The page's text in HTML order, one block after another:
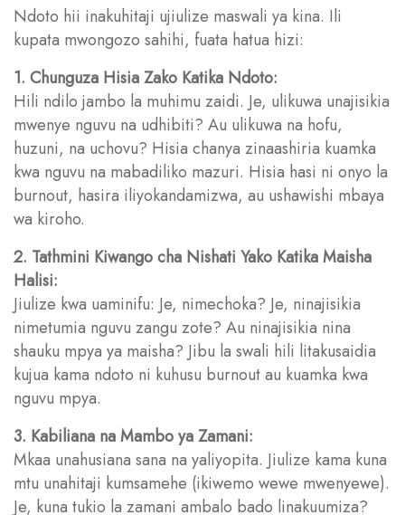
Ndoto hii inakuhitaji ujiulize maswali ya kina. Ili
kupata mwongozo sahihi, fuata hatua hizi:
1. Chunguza Hisia Zako Katika Ndoto:
Hili ndilo jambo la muhimu zaidi. Je, ulikuwa unajisikia
mwenye nguvu na udhibiti? Au ulikuwa na hofu,
huzuni, na uchovu? Hisia chanya zinaashiria kuamka
kwa nguvu na mabadiliko mazuri. Hisia hasi ni onyo la
burnout, hasira iliyokandamizwa, au ushawishi mbaya
wa kiroho.
2. Tathmini Kiwango cha Nishati Yako Katika Maisha
Halisi:
Jiulize kwa uaminifu: Je, nimechoka? Je, ninajisikia
nimetumia nguvu zangu zote? Au ninajisikia nina
shauku mpya ya maisha? Jibu la swali hili litakusaidia
kujua kama ndoto ni kuhusu burnout au kuamka kwa
nguvu mpya.
3. Kabiliana na Mambo ya Zamani:
Mkaa unahusiana sana na yaliyopita. Jiulize kama kuna
mtu unahitaji kumsamehe (ikiwemo wewe mwenyewe).
Je, kuna tukio la zamani ambalo bado linakuumiza?